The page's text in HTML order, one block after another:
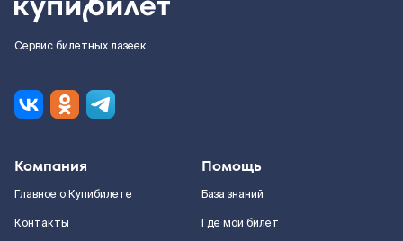
Сервис билетных лазеек
Компания
Главное о Купибилете
Контакты
Помощь
База знаний
Где мой билет